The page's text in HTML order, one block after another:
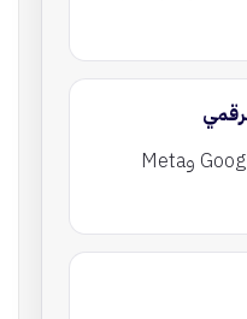
تعلم التسويق الرقمي من Google وMeta